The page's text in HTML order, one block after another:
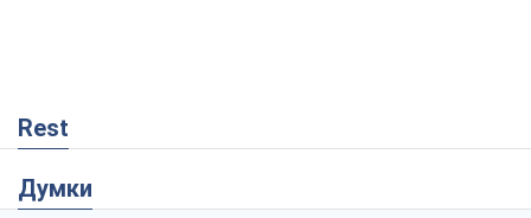
Rest
Думки